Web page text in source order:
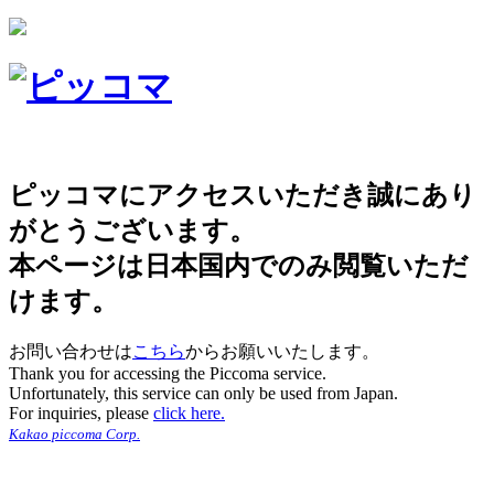
ピッコマにアクセスいただき誠にあり
がとうございます。
本ページは日本国内でのみ閲覧いただ
けます。
お問い合わせはこちらからお願いいたします。
Thank you for accessing the Piccoma service.
Unfortunately, this service can only be used from Japan.
For inquiries, please click here.
Kakao piccoma Corp.